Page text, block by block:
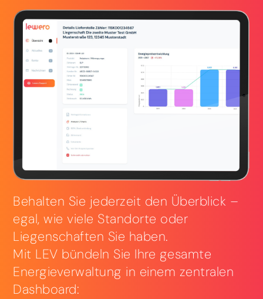
Behalten Sie jederzeit den Überblick –
egal, wie viele Standorte oder
Liegenschaften Sie haben.
Mit LEV bündeln Sie Ihre gesamte
Energieverwaltung in einem zentralen
Dashboard: